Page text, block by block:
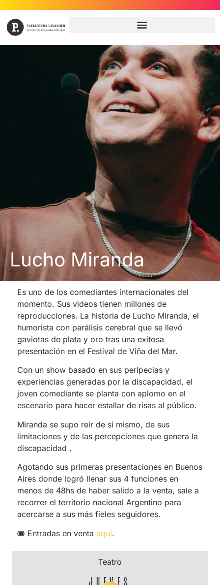
Lucho Miranda
Es uno de los comediantes internacionales del
momento. Sus videos tienen millones de
reproducciones. La historia de Lucho Miranda, el
humorista con parálisis cerebral que se llevó
gaviotas de plata y oro tras una exitosa
presentación en el Festival de Viña del Mar.
Con un show basado en sus peripecias y
experiencias generadas por la discapacidad, el
joven comediante se planta con aplomo en el
escenario para hacer estallar de risas al público.
Miranda se supo reír de sí mismo, de sus
limitaciones y de las percepciones que genera la
discapacidad .
Agotando sus primeras presentaciones en Buenos
Aires donde logró llenar sus 4 funciones en
menos de 48hs de haber salido a la venta, sale a
recorrer el territorio nacional Argentino para
acercarse a sus más fieles seguidores.
🎟 Entradas en venta aquí.
Teatro